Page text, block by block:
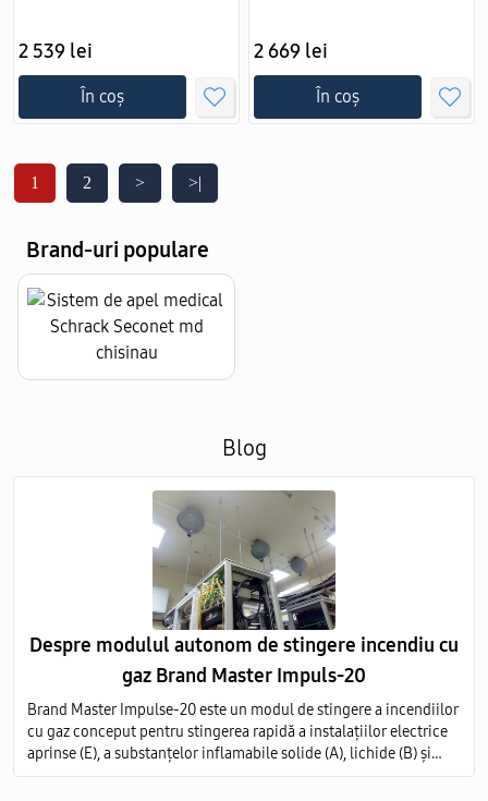
2 539 lei
În coș
2 669 lei
În coș
1 2 > >|
Brand-uri populare
Blog
Despre modulul autonom de stingere incendiu cu
gaz Brand Master Impuls-20
Brand Master Impulse-20 este un modul de stingere a incendiilor
cu gaz conceput pentru stingerea rapidă a instalațiilor electrice
aprinse (E), a substanțelor inflamabile solide (A), lichide (B) și
gazoase (C) pe întregul volum al obiectului protejat.